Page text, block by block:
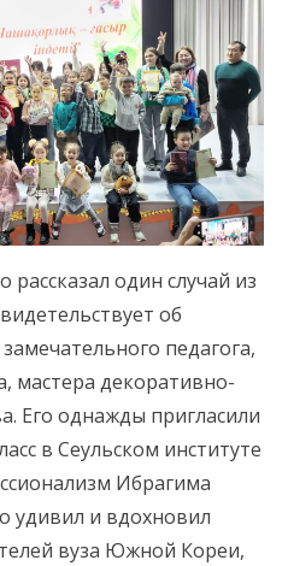
один случай из
об
педагога,
мастера декоративно-
Его однажды пригласили
в Сеульском институте
Ибрагима
удивил и вдохновил
вуза Южной Кореи,